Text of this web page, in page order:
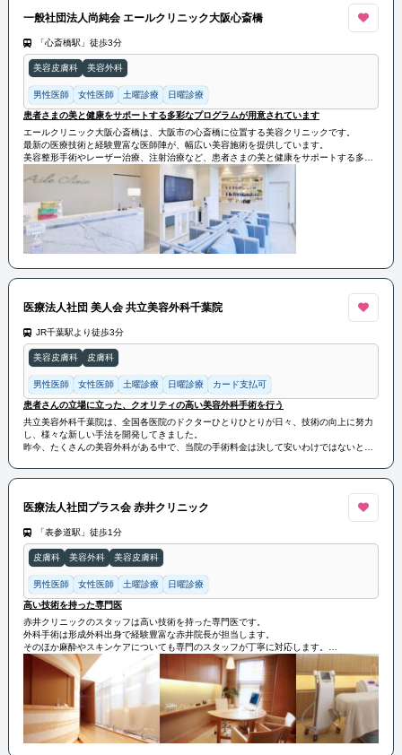
一般社団法人尚純会 エールクリニック大阪心斎橋
「心斎橋駅」徒歩3分
美容皮膚科 美容外科
男性医師 女性医師 土曜診療 日曜診療
患者さまの美と健康をサポートする多彩なプログラムが用意されています
エールクリニック大阪心斎橋は、大阪市の心斎橋に位置する美容クリニックです。
最新の医療技術と経験豊富な医師陣が、幅広い美容施術を提供しています。
美容整形手術やレーザー治療、注射治療など、患者さまの美と健康をサポートする多彩
患者さまのニーズに合わせた個別のカウンセリングと治療プランを提供し、安全かつ効
果的な結果を追求しています。
医療法人社団 美人会 共立美容外科千葉院
JR千葉駅より徒歩3分
美容皮膚科 皮膚科
男性医師 女性医師 土曜診療 日曜診療 カード支払可
患者さんの立場に立った、クオリティの高い美容外科手術を行う
共立美容外科千葉院は、全国各医院のドクターひとりひとりが日々、技術の向上に努力
し、様々な新しい手法を開発してきました。
昨今、たくさんの美容外科がある中で、当院の手術料金は決して安いわけではないと思
私たちは、「クオリティの高い、患者さんの立場に立った美容外科手術を行う」という
美容外科とはドクターひとりで行うものではありません。私たちとあなたとが信頼関係
充分にコミュニケーションをとり、あなたの夢に近づけていきます。術後もご相談の機
会をご用意して、いつまでもあなたの素敵な明日を応援していきます。
医療法人社団プラス会 赤井クリニック
「表参道駅」徒歩1分
皮膚科 美容外科 美容皮膚科
男性医師 女性医師 土曜診療 日曜診療
高い技術を持った専門医
赤井クリニックのスタッフは高い技術を持った専門医です。
外科手術は形成外科出身で経験豊富な赤井院長が担当します。
そのほか麻酔やスキンケアについても専門のスタッフが丁寧に対応します。
スタッフ一同全力で患者さんひとりひとりの“なりたい自分”を叶えるお手伝いをさせてい
ただきます。